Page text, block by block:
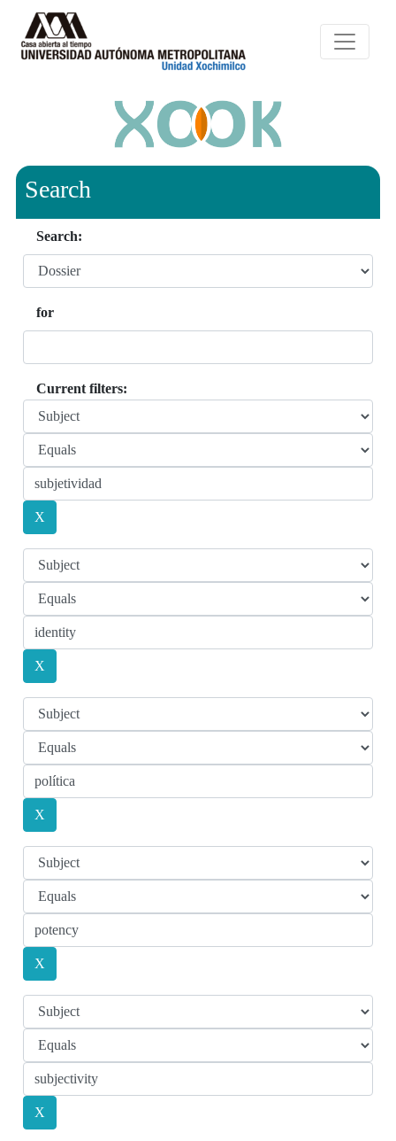
Search
Search:
for
Current filters: